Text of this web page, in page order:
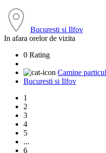
Bucuresti si Ilfov
In afara orelor de vizita
0 Rating
Camine
Bucuresti si Ilfov
1
2
3
4
5
...
6